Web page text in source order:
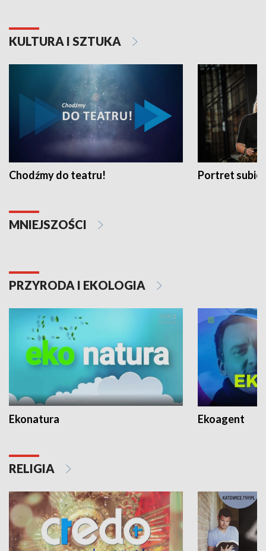
KULTURA I SZTUKA
Chodźmy do teatru! Portret
MNIEJSZOŚCI
PRZYRODA I EKOLOGIA
Ekonatura Ekoagent
RELIGIA